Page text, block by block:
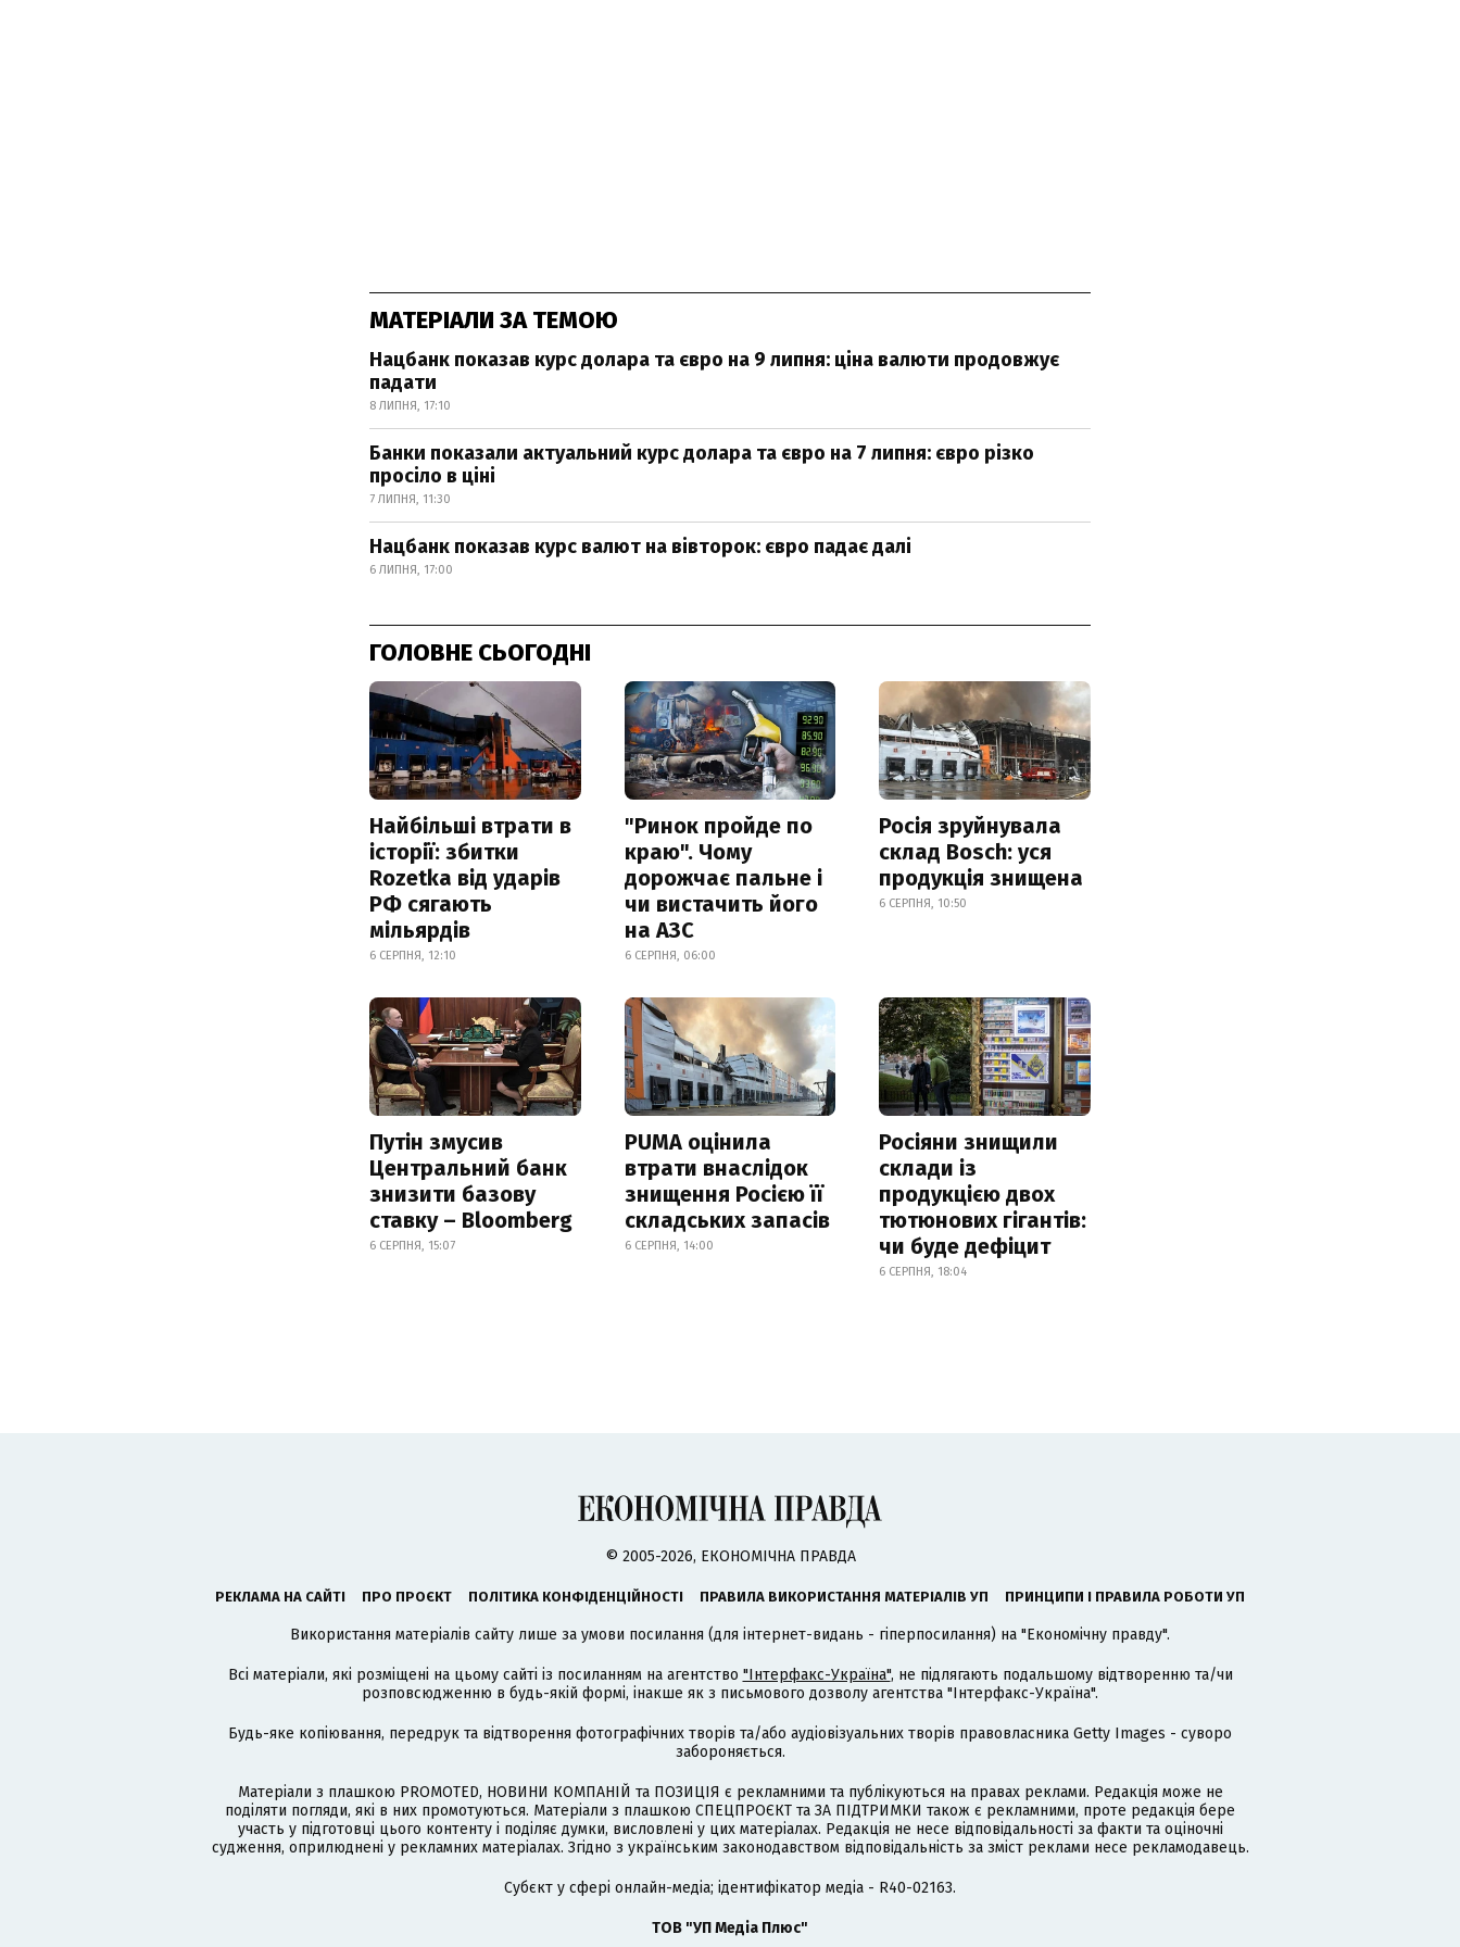
МАТЕРІАЛИ ЗА ТЕМОЮ
Нацбанк показав курс долара та євро на 9 липня: ціна валюти продовжує
падати
8 ЛИПНЯ, 17:10
Банки показали актуальний курс долара та євро на 7 липня: євро різко
просіло в ціні
7 ЛИПНЯ, 11:30
Нацбанк показав курс валют на вівторок: євро падає далі
6 ЛИПНЯ, 17:00
ГОЛОВНЕ СЬОГОДНІ
Найбільші втрати в
історії: збитки
Rozetka від ударів
РФ сягають
мільярдів
6 СЕРПНЯ, 12:10
"Ринок пройде по
краю". Чому
дорожчає пальне і
чи вистачить його
на АЗС
6 СЕРПНЯ, 06:00
Росія зруйнувала
склад Bosch: уся
продукція знищена
6 СЕРПНЯ, 10:50
Путін змусив
Центральний банк
знизити базову
ставку – Bloomberg
6 СЕРПНЯ, 15:07
PUMA оцінила
втрати внаслідок
знищення Росією її
складських запасів
6 СЕРПНЯ, 14:00
Росіяни знищили
склади із
продукцією двох
тютюнових гігантів:
чи буде дефіцит
6 СЕРПНЯ, 18:04
© 2005-2026, ЕКОНОМІЧНА ПРАВДА
РЕКЛАМА НА САЙТІ ПРО ПРОЄКТ ПОЛІТИКА КОНФІДЕНЦІЙНОСТІ ПРАВИЛА ВИКОРИСТАННЯ МАТЕРІАЛІВ УП ПРИНЦИПИ І ПРАВИЛА РОБОТИ УП
Використання матеріалів сайту лише за умови посилання (для інтернет-видань - гіперпосилання) на "Економічну правду".
Всі матеріали, які розміщені на цьому сайті із посиланням на агентство "Інтерфакс-Україна", не підлягають подальшому відтворенню та/чи
розповсюдженню в будь-якій формі, інакше як з письмового дозволу агентства "Інтерфакс-Україна".
Будь-яке копіювання, передрук та відтворення фотографічних творів та/або аудіовізуальних творів правовласника Getty Images - суворо
забороняється.
Матеріали з плашкою PROMOTED, НОВИНИ КОМПАНІЙ та ПОЗИЦІЯ є рекламними та публікуються на правах реклами. Редакція може не
поділяти погляди, які в них промотуються. Матеріали з плашкою СПЕЦПРОЄКТ та ЗА ПІДТРИМКИ також є рекламними, проте редакція бере
участь у підготовці цього контенту і поділяє думки, висловлені у цих матеріалах. Редакція не несе відповідальності за факти та оціночні
судження, оприлюднені у рекламних матеріалах. Згідно з українським законодавством відповідальність за зміст реклами несе рекламодавець.
Cубєкт у сфері онлайн-медіа; ідентифікатор медіа - R40-02163.
ТОВ "УП Медіа Плюс"